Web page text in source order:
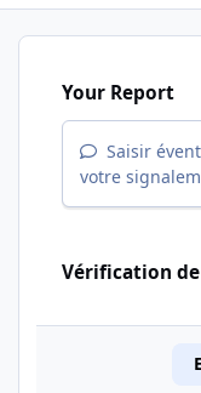
Your Report
Saisir
votre
Vérification